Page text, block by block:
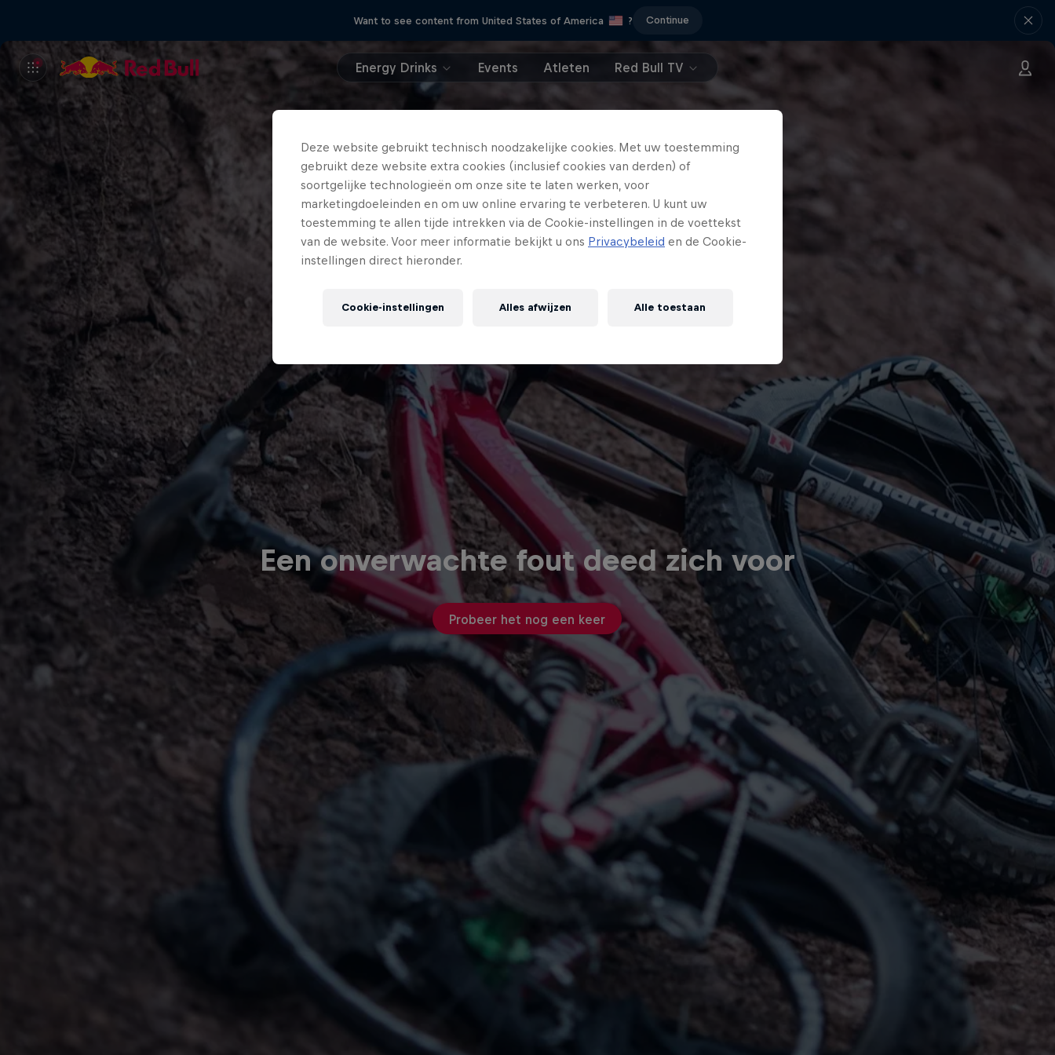
Want to see content from United States of America ? Continue
Energy Drinks Events Atleten Red Bull TV
Een onverwachte fout deed zich voor
Probeer het nog een keer
Deze website gebruikt technisch noodzakelijke cookies. Met uw toestemming
gebruikt deze website extra cookies (inclusief cookies van derden) of
soortgelijke technologieën om onze site te laten werken, voor
marketingdoeleinden en om uw online ervaring te verbeteren. U kunt uw
toestemming te allen tijde intrekken via de Cookie-instellingen in de voettekst
van de website. Voor meer informatie bekijkt u ons Privacybeleid en de Cookie-
instellingen direct hieronder.
Cookie-instellingen Alles afwijzen Alle toestaan